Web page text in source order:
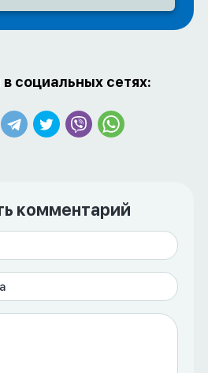
социальных сетях:
комментарий